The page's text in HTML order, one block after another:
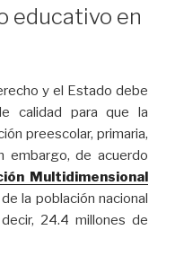
educativo en
y el Estado debe
calidad para que la
preescolar, primaria,
embargo, de acuerdo
Multidimensional
la población nacional
24.4 millones de